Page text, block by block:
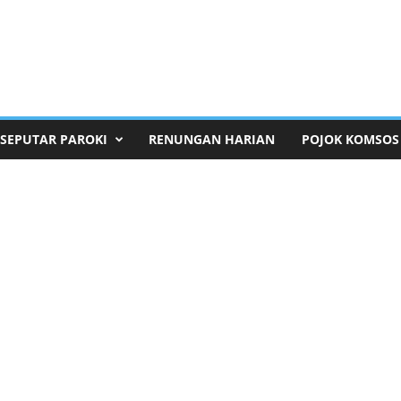
SEPUTAR PAROKI RENUNGAN HARIAN POJOK KOMSOS